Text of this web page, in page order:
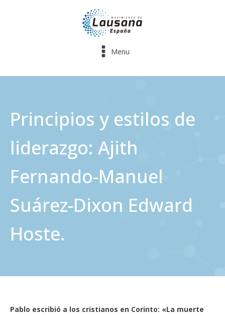
Menu
Principios y estilos de
liderazgo: Ajith
Fernando-Manuel
Suárez-Dixon Edward
Hoste.
Pablo escribió a los cristianos en Corinto: «La muerte